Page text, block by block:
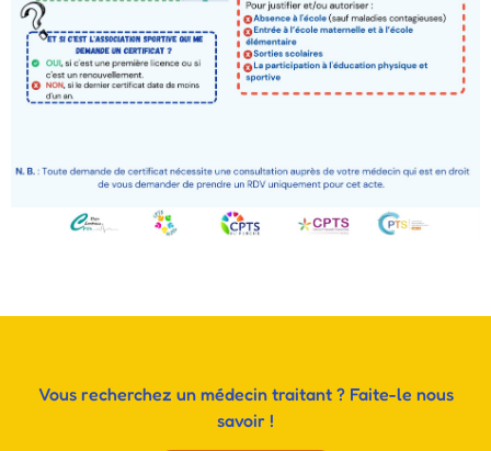
Vous recherchez un médecin traitant ? Faite-le nous
savoir !